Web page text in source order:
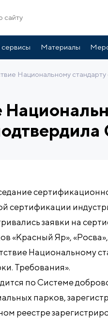
сервисы Материалы
Национальному
сертификации
заявки на
«Красный Яр»,
Национальному
Требования».
по Системе
парков,
реестре